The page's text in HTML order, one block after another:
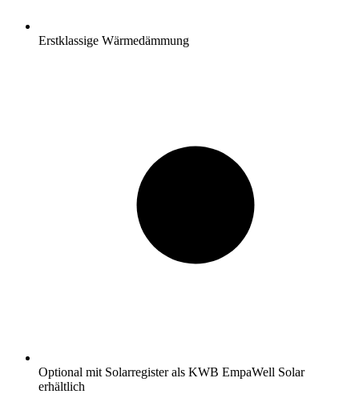
Erstklassige Wärmedämmung
Optional mit Solarregister als KWB EmpaWell Solar
erhältlich